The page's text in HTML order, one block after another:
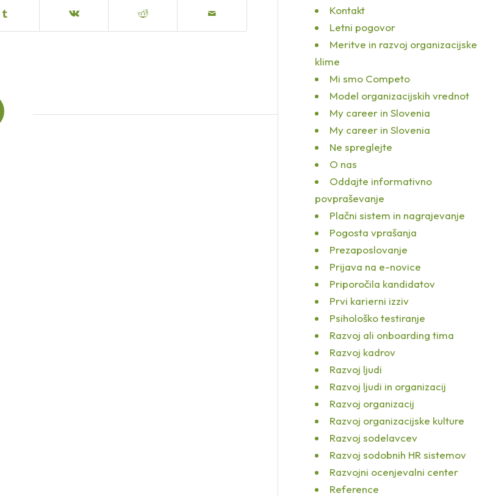
Kontakt
Letni pogovor
Meritve in razvoj organizacijske
klime
Mi smo Competo
Model organizacijskih vrednot
My career in Slovenia
My career in Slovenia
Ne spreglejte
O nas
Oddajte informativno
povpraševanje
Plačni sistem in nagrajevanje
Pogosta vprašanja
Prezaposlovanje
Prijava na e-novice
Priporočila kandidatov
Prvi karierni izziv
Psihološko testiranje
Razvoj ali onboarding tima
Razvoj kadrov
Razvoj ljudi
Razvoj ljudi in organizacij
Razvoj organizacij
Razvoj organizacijske kulture
Razvoj sodelavcev
Razvoj sodobnih HR sistemov
Razvojni ocenjevalni center
Reference